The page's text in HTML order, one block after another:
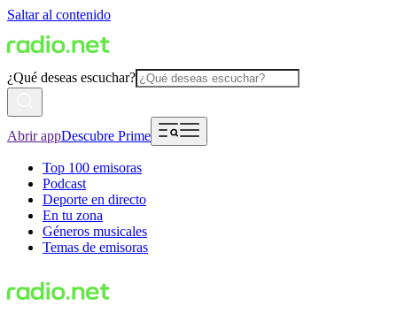
Saltar al contenido
¿Qué deseas escuchar?
Abrir appDescubre Prime
Top 100 emisoras
Podcast
Deporte en directo
En tu zona
Géneros musicales
Temas de emisoras